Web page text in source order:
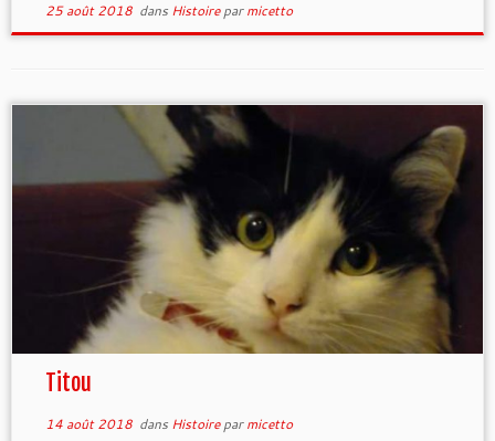
25 août 2018dans Histoireparmicetto
Titou
14 août 2018dans Histoireparmicetto